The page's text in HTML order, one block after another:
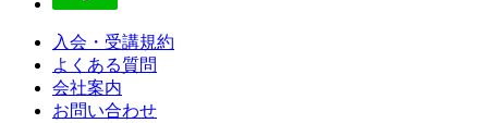
入会・受講規約
よくある質問
会社案内
お問い合わせ